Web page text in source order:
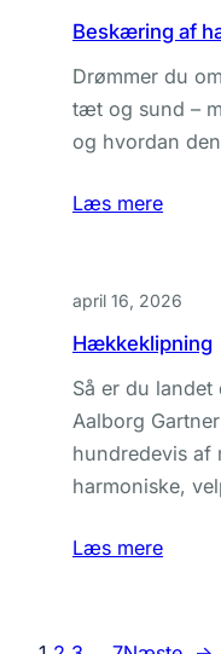
Beskæring af
Drømmer du
tæt og sund –
og hvordan
Læs mere
april 16, 2026
Hækkeklipning
Så er du
Aalborg
hundredevis af
harmoniske,
Læs mere